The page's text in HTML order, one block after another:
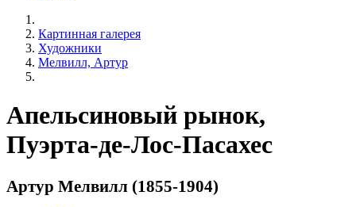
Картинная галерея
Художники
Мелвилл, Артур
Апельсиновый рынок,
Пуэрта-де-Лос-Пасахес
Артур Мелвилл (1855-1904)